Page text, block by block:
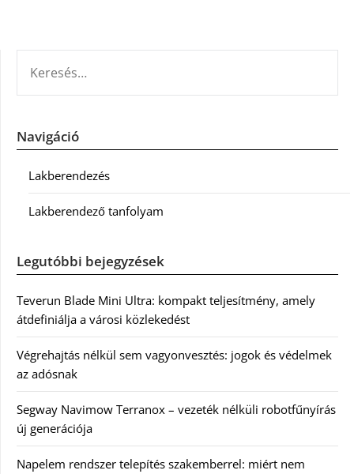
Navigáció
Lakberendezés
Lakberendező tanfolyam
Legutóbbi bejegyzések
Teverun Blade Mini Ultra: kompakt teljesítmény, amely
átdefiniálja a városi közlekedést
Végrehajtás nélkül sem vagyonvesztés: jogok és védelmek
az adósnak
Segway Navimow Terranox – vezeték nélküli robotfűnyírás
új generációja
Napelem rendszer telepítés szakemberrel: miért nem